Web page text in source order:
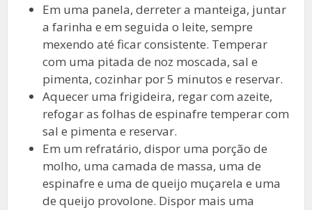
Em uma panela, derreter a manteiga, juntar
a farinha e em seguida o leite, sempre
mexendo até ficar consistente. Temperar
com uma pitada de noz moscada, sal e
pimenta, cozinhar por 5 minutos e reservar.
Aquecer uma frigideira, regar com azeite,
refogar as folhas de espinafre temperar com
sal e pimenta e reservar.
Em um refratário, dispor uma porção de
molho, uma camada de massa, uma de
espinafre e uma de queijo muçarela e uma
de queijo provolone. Dispor mais uma